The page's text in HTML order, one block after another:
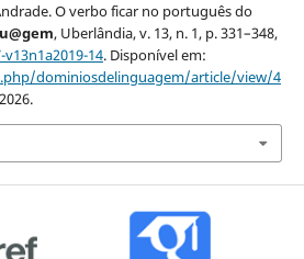
O verbo ficar no português do
, Uberlândia, v. 13, n. 1, p. 331–348,
v13n1a2019-14. Disponível em:
dominiosdelinguagem/article/view/4